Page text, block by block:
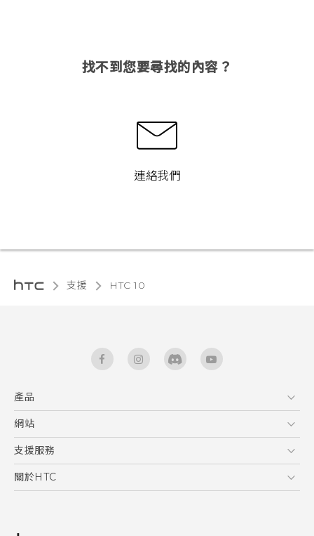
找不到您要尋找的內容？
連絡我們
支援 HTC 10‎
產品
5G
智能手機
區塊鍊手機
網站
HTC Dev
HTC Research
支援服務
服務中心
關於HTC